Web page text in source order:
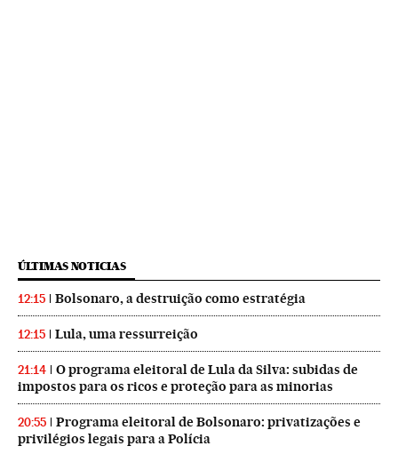
ÚLTIMAS NOTICIAS
12:15 Bolsonaro, a destruição como estratégia
12:15 Lula, uma ressurreição
21:14
O programa eleitoral de Lula da Silva: subidas de
impostos para os ricos e proteção para as minorias
20:55
Programa eleitoral de Bolsonaro: privatizações e
privilégios legais para a Polícia